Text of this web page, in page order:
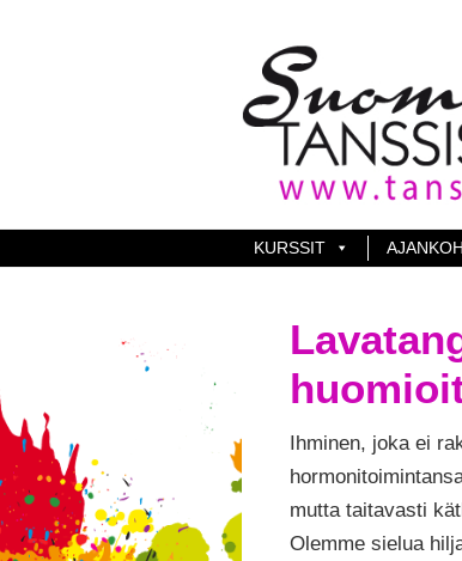
KURSSIT
Ihminen, joka ei
mutta taitavasti
Olemme sielua